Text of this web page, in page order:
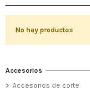
No hay productos
Accesorios
Accesorios de corte